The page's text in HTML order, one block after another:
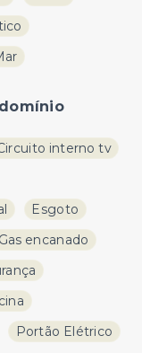
interno tv
Esgoto
Gas encanado
Portão Elétrico